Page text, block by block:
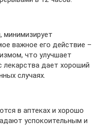
минимизирует
важное его действие –
что улучшает
лекарства дает хороший
случаях.
в аптеках и хорошо
успокоительным и